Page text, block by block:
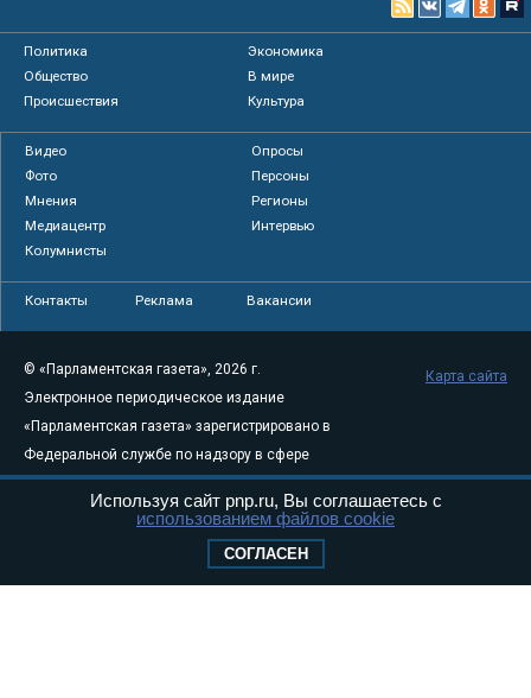
Политика
Экономика
Общество
В мире
Происшествия
Культура
Видео
Опросы
Фото
Персоны
Мнения
Регионы
Медиацентр
Интервью
Колумнисты
Контакты Реклама Вакансии
© «Парламентская газета», 2026 г.
Электронное периодическое издание
«Парламентская газета» зарегистрировано в
Федеральной службе по надзору в сфере
связи, информационных технологий и
массовых коммуникаций (Роскомнадзор) 05
Свидетельство о регистрации Эл № ФС77-
Карта сайта
Используя сайт pnp.ru, Вы соглашаетесь с
использованием файлов cookie
СОГЛАСЕН